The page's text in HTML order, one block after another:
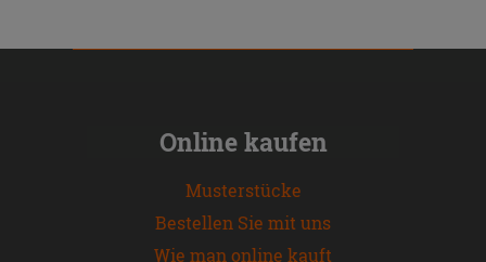
Online kaufen
Musterstücke
Bestellen Sie mit uns
Wie man online kauft